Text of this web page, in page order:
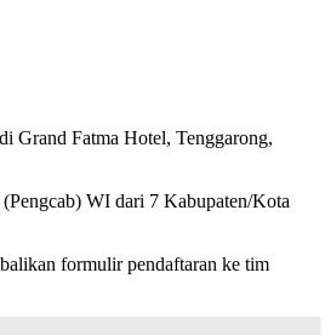
Grand Fatma Hotel, Tenggarong,
WI dari 7 Kabupaten/Kota
formulir pendaftaran ke tim